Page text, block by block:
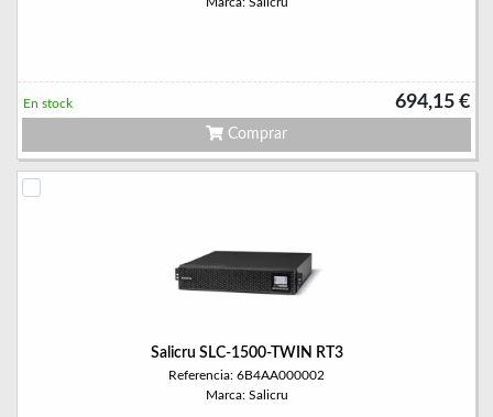
694,15 €
En stock
Comprar
Salicru SLC-1500-TWIN RT3
Referencia: 6B4AA000002
Marca: Salicru